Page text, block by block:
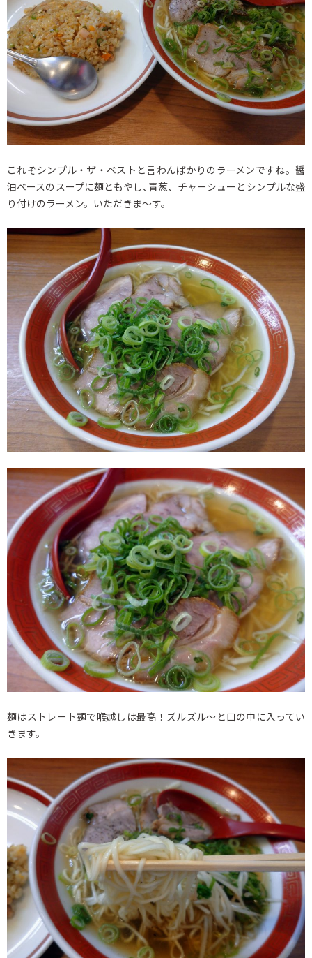
これぞシンプル・ザ・ベストと言わんばかりのラーメンですね。醤
油ベースのスープに麺ともやし､青葱、チャーシューとシンプルな盛
り付けのラーメン。いただきま～す。
麺はストレート麺で喉越しは最高！ズルズル～と口の中に入ってい
きます。